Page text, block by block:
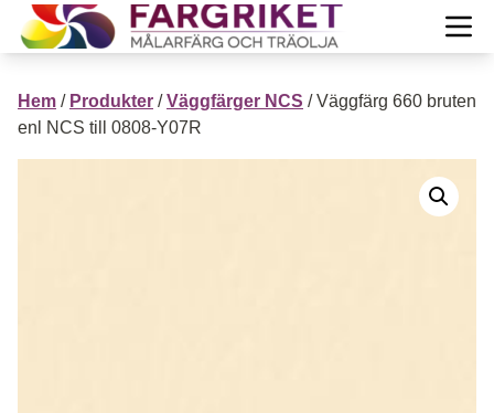
Hoppa till innehåll
Till Färgrikets startsida
Projekt
Hem / Produkter /Väggfärger NCS / Väggfärg 660 bruten
enl NCS till 0808-Y07R